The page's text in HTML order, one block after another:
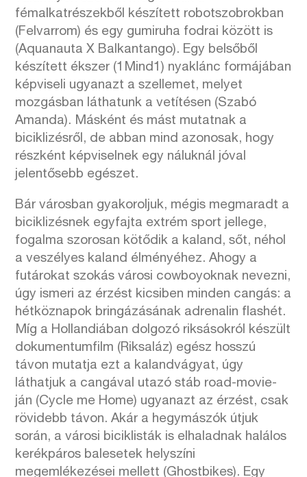
fémalkatrészekből készített robotszobrokban
(Felvarrom) és egy gumiruha fodrai között is
(Aquanauta X Balkantango). Egy belsőből
készített ékszer (1Mind1) nyaklánc formájában
képviseli ugyanazt a szellemet, melyet
mozgásban láthatunk a vetítésen (Szabó
Amanda). Másként és mást mutatnak a
biciklizésről, de abban mind azonosak, hogy
részként képviselnek egy náluknál jóval
jelentősebb egészet.
Bár városban gyakoroljuk, mégis megmaradt a
biciklizésnek egyfajta extrém sport jellege,
fogalma szorosan kötődik a kaland, sőt, néhol
a veszélyes kaland élményéhez. Ahogy a
futárokat szokás városi cowboyoknak nevezni,
úgy ismeri az érzést kicsiben minden cangás: a
hétköznapok bringázásának adrenalin flashét.
Míg a Hollandiában dolgozó riksásokról készült
dokumentumfilm (Riksaláz) egész hosszú
távon mutatja ezt a kalandvágyat, úgy
láthatjuk a cangával utazó stáb road-movie-
ján (Cycle me Home) ugyanazt az érzést, csak
rövidebb távon. Akár a hegymászók útjuk
során, a városi biciklisták is elhaladnak halálos
kerékpáros balesetek helyszíni
megemlékezései mellett (Ghostbikes). Egy